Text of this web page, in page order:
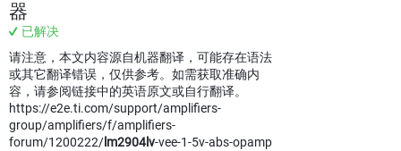
器
已解决
请注意，本文内容源自机器翻译，可能存在语法
或其它翻译错误，仅供参考。如需获取准确内
容，请参阅链接中的英语原文或自行翻译。
https://e2e.ti.com/support/amplifiers-
group/amplifiers/f/amplifiers-
forum/1200222/ lm2904lv-vee-1-5v-abs-opamp